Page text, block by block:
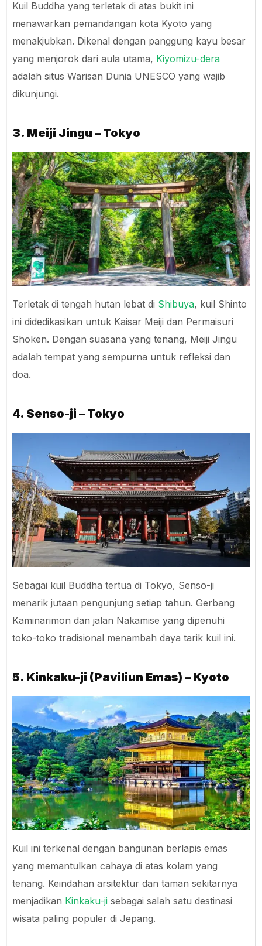
Kuil Buddha yang terletak di atas bukit ini
menawarkan pemandangan kota Kyoto yang
menakjubkan. Dikenal dengan panggung kayu besar
yang menjorok dari aula utama, Kiyomizu-dera
adalah situs Warisan Dunia UNESCO yang wajib
dikunjungi.
3. Meiji Jingu – Tokyo
Terletak di tengah hutan lebat di Shibuya, kuil Shinto
ini didedikasikan untuk Kaisar Meiji dan Permaisuri
Shoken. Dengan suasana yang tenang, Meiji Jingu
adalah tempat yang sempurna untuk refleksi dan
doa.
4. Senso-ji – Tokyo
Sebagai kuil Buddha tertua di Tokyo, Senso-ji
menarik jutaan pengunjung setiap tahun. Gerbang
Kaminarimon dan jalan Nakamise yang dipenuhi
toko-toko tradisional menambah daya tarik kuil ini.
5. Kinkaku-ji (Paviliun Emas) – Kyoto
Kuil ini terkenal dengan bangunan berlapis emas
yang memantulkan cahaya di atas kolam yang
tenang. Keindahan arsitektur dan taman sekitarnya
menjadikan Kinkaku-ji sebagai salah satu destinasi
wisata paling populer di Jepang.